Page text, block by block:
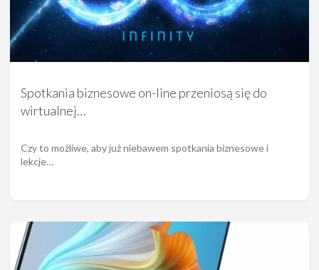
Spotkania biznesowe on-line przeniosą się do
wirtualnej…
Czy to możliwe, aby już niebawem spotkania biznesowe i
lekcje…